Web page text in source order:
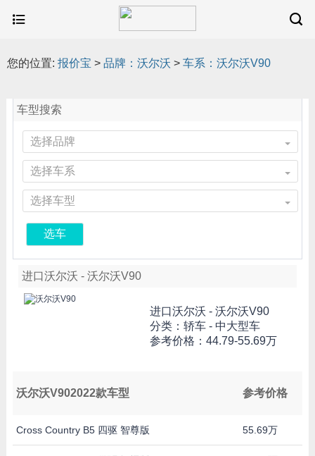
您的位置: 报价宝 > 品牌：沃尔沃 > 车系：沃尔沃V90
车型搜索
选择品牌
选择车系
选择车型
选车
进口沃尔沃 - 沃尔沃V90
进口沃尔沃 - 沃尔沃V90
分类：轿车 - 中大型车
参考价格： 44.79-55.69万
沃尔沃V902022款车型 参考价格
Cross Country B5 四驱 智尊版 55.69万